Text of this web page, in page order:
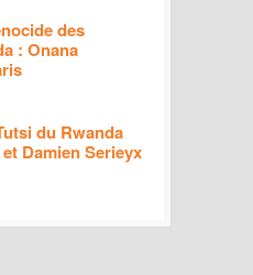
des
: Onana
du Rwanda
Damien Serieyx